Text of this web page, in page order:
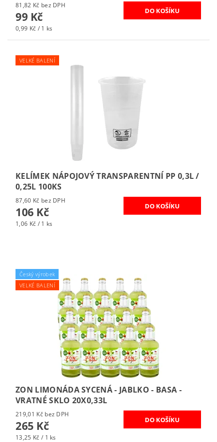
81,82 Kč bez DPH
99 Kč
0,99 Kč / 1 ks
VELKÉ BALENÍ
KELÍMEK NÁPOJOVÝ TRANSPARENTNÍ PP 0,3L /
0,25L 100KS
87,60 Kč bez DPH
106 Kč
1,06 Kč / 1 ks
Český výrobek
VELKÉ BALENÍ
ZON LIMONÁDA SYCENÁ - JABLKO - BASA -
VRATNÉ SKLO 20X0,33L
219,01 Kč bez DPH
265 Kč
13,25 Kč / 1 ks